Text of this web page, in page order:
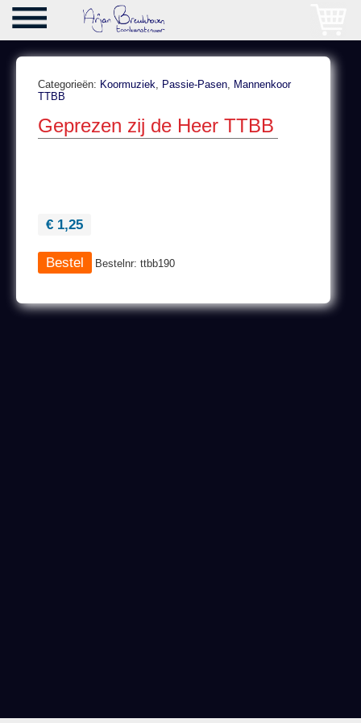
Categorieën: Koormuziek, Passie-Pasen, Mannenkoor
TTBB
Geprezen zij de Heer TTBB
€ 1,25
Bestelnr: ttbb190